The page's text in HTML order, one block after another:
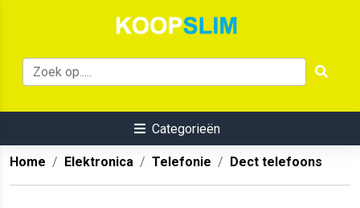
Categorieën
Home Elektronica Telefonie Dect telefoons